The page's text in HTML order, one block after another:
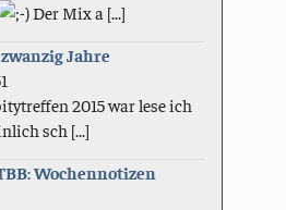
Der Mix a [...]
Jahre
2015 war lese ich
sch [...]
Wochennotizen